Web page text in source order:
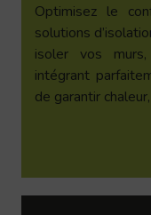
Optimisez le
solutions
isoler vos
intégrant
de garantir